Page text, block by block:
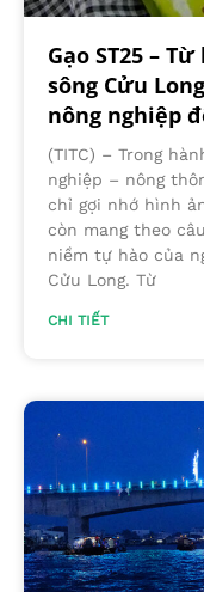
Gạo ST25 –
sông Cửu
nông nghiệp
(TITC) – Trong
nghiệp – nông
chỉ gợi nhớ hình
còn mang theo
niềm tự hào của
Cửu Long. Từ
CHI TIẾT